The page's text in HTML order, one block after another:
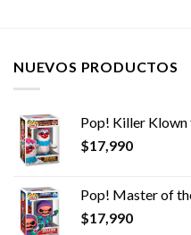
NUEVOS PRODUCTOS
Pop! Killer Klown
$17,990
Pop! Master of
$17,990